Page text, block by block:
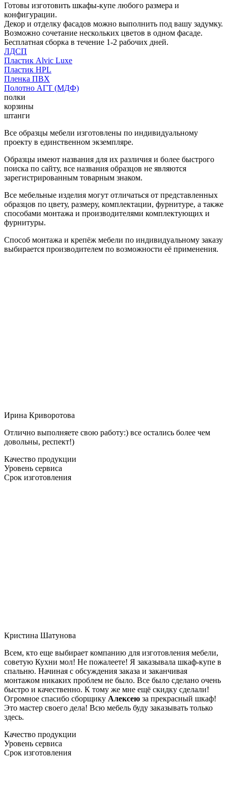
Готовы изготовить шкафы-купе любого размера и
конфигурации.
Декор и отделку фасадов можно выполнить под вашу задумку.
Возможно сочетание нескольких цветов в одном фасаде.
Бесплатная сборка в течение 1-2 рабочих дней.
ЛДСП
Пластик Alvic Luxe
Пластик HPL
Пленка ПВХ
Полотно АГТ (МДФ)
полки
корзины
штанги
Все образцы мебели изготовлены по индивидуальному
проекту в единственном экземпляре.
Образцы имеют названия для их различия и более быстрого
поиска по сайту, все названия образцов не являются
зарегистрированным товарным знаком.
Все мебельные изделия могут отличаться от представленных
образцов по цвету, размеру, комплектации, фурнитуре, а также
способами монтажа и производителями комплектующих и
фурнитуры.
Способ монтажа и крепёж мебели по индивидуальному заказу
выбирается производителем по возможности её применения.
Ирина Криворотова
Отлично выполняете свою работу:) все остались более чем
довольны, респект!)
Качество продукции
Уровень сервиса
Срок изготовления
Кристина Шатунова
Всем, кто еще выбирает компанию для изготовления мебели,
советую Кухни мол! Не пожалеете! Я заказывала шкаф-купе в
спальню. Начиная с обсуждения заказа и заканчивая
монтажом никаких проблем не было. Все было сделано очень
быстро и качественно. К тому же мне ещё скидку сделали!
Огромное спасибо сборщику Алексею за прекрасный шкаф!
Это мастер своего дела! Всю мебель буду заказывать только
здесь.
Качество продукции
Уровень сервиса
Срок изготовления